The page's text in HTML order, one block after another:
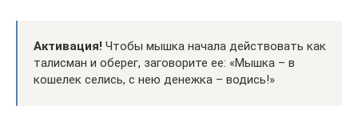
Активация! Чтобы мышка начала действовать как
талисман и оберег, заговорите ее: «Мышка – в
кошелек селись, с нею денежка – водись!»